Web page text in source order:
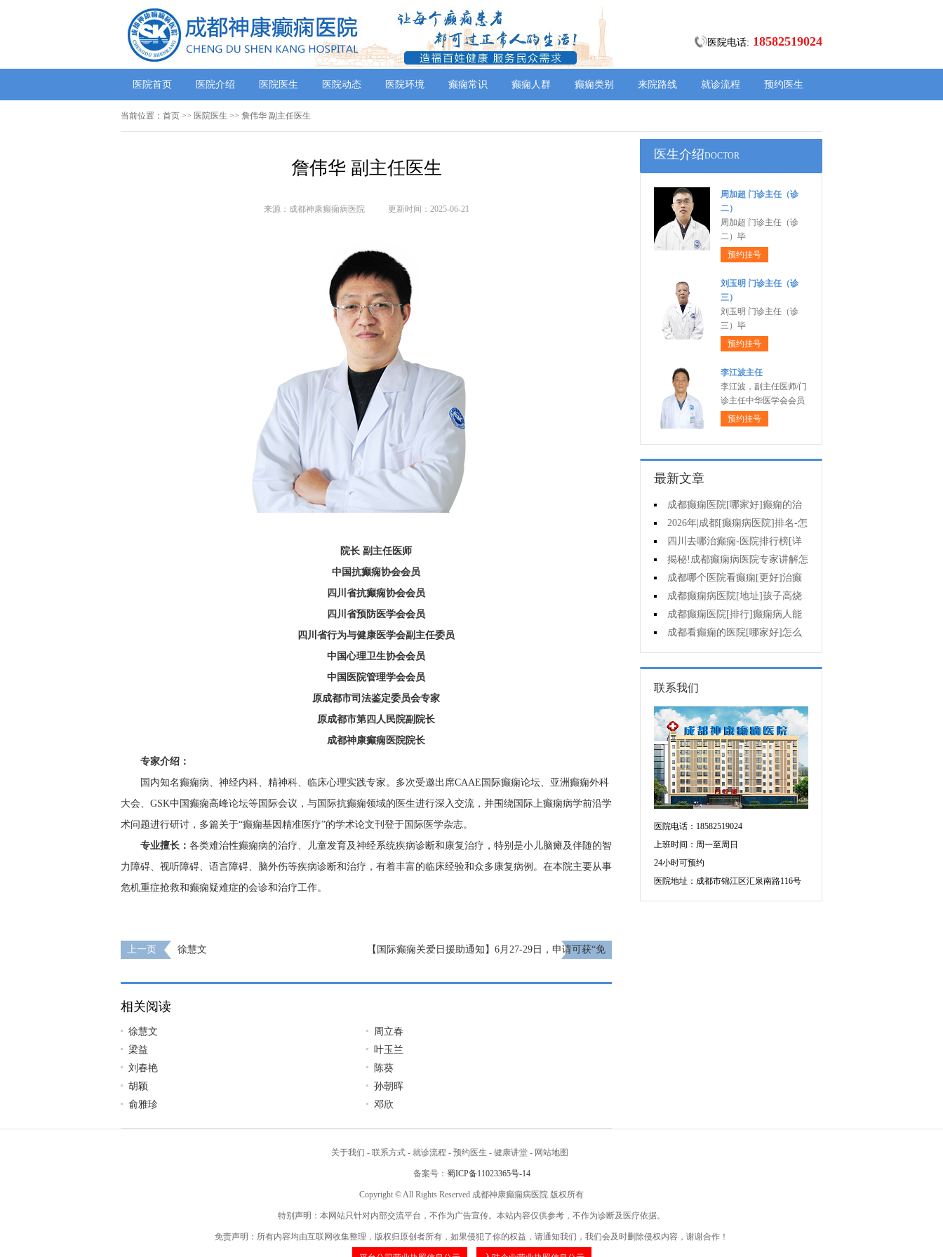
医院电话: 18582519024
医院首页 医院介绍 医院医生 医院动态 医院环境 癫痫常识 癫痫人群 癫痫类别 来院路线 就诊流程 预约医生
当前位置： 首页 >> 医院医生 >> 詹伟华 副主任医生
詹伟华 副主任医生
来源：成都神康癫痫病医院 更新时间：2025-06-21
院长 副主任医师
中国抗癫痫协会会员
四川省抗癫痫协会会员
四川省预防医学会会员
四川省行为与健康医学会副主任委员
中国心理卫生协会会员
中国医院管理学会会员
原成都市司法鉴定委员会专家
原成都市第四人民院副院长
成都神康癫痫医院院长
专家介绍：
国内知名癫痫病、神经内科、精神科、临床心理实践专家。多次受邀出席CAAE国际癫痫论坛、亚洲癫痫外科
大会、GSK中国癫痫高峰论坛等国际会议，与国际抗癫痫领域的医生进行深入交流，并围绕国际上癫痫病学前沿学
术问题进行研讨，多篇关于“癫痫基因精准医疗”的学术论文刊登于国际医学杂志。
专业擅长： 各类难治性癫痫病的治疗、儿童发育及神经系统疾病诊断和康复治疗，特别是小儿脑瘫及伴随的智
力障碍、视听障碍、语言障碍、脑外伤等疾病诊断和治疗，有着丰富的临床经验和众多康复病例。在本院主要从事
危机重症抢救和癫痫疑难症的会诊和治疗工作。
上一页 徐慧文
【国际癫痫关爱日援助通知】6月27-29日，申请可获“免
页
相关阅读
徐慧文
周立春
梁益
叶玉兰
刘春艳
陈葵
胡颖
孙朝晖
俞雅珍
邓欣
医生介绍DOCTOR
周加超 门诊主任（诊
二）
周加超 门诊主任（诊
二）毕
预约挂号
刘玉明 门诊主任（诊
三）
刘玉明 门诊主任（诊
三）毕
预约挂号
李江波主任
李江波，副主任医师/门
诊主任中华医学会会员
预约挂号
最新文章
成都癫痫医院[哪家好]癫痫的治
疗有哪些误区?
2026年|成都[癫痫病医院]排名-怎
么治疗癫痫后遗症?
四川去哪治癫痫-医院排行榜[详
细排名]癫痫对女性的危害有哪些?
揭秘!成都癫痫病医院专家讲解怎
样提高羊癫疯病的治疗效果?
成都哪个医院看癫痫[更好]治癫
痫用住院吗?
成都癫痫病医院[地址]孩子高烧
为什么会出现癫痫抽搐?
成都癫痫医院[排行]癫痫病人能
不能出门?
成都看癫痫的医院[哪家好]怎么
治癫痫发作?
联系我们
医院电话：18582519024
上班时间：周一至周日
24小时可预约
医院地址：成都市锦江区汇泉南路116号
关于我们 - 联系方式 - 就诊流程 - 预约医生 - 健康讲堂 - 网站地图
备案号： 蜀ICP备11023365号-14
Copyright © All Rights Reserved 成都神康癫痫病医院 版权所有
特别声明：本网站只针对内部交流平台，不作为广告宣传。本站内容仅供参考，不作为诊断及医疗依据。
免责声明：所有内容均由互联网收集整理，版权归原创者所有，如果侵犯了你的权益，请通知我们，我们会及时删除侵权内容，谢谢合作！